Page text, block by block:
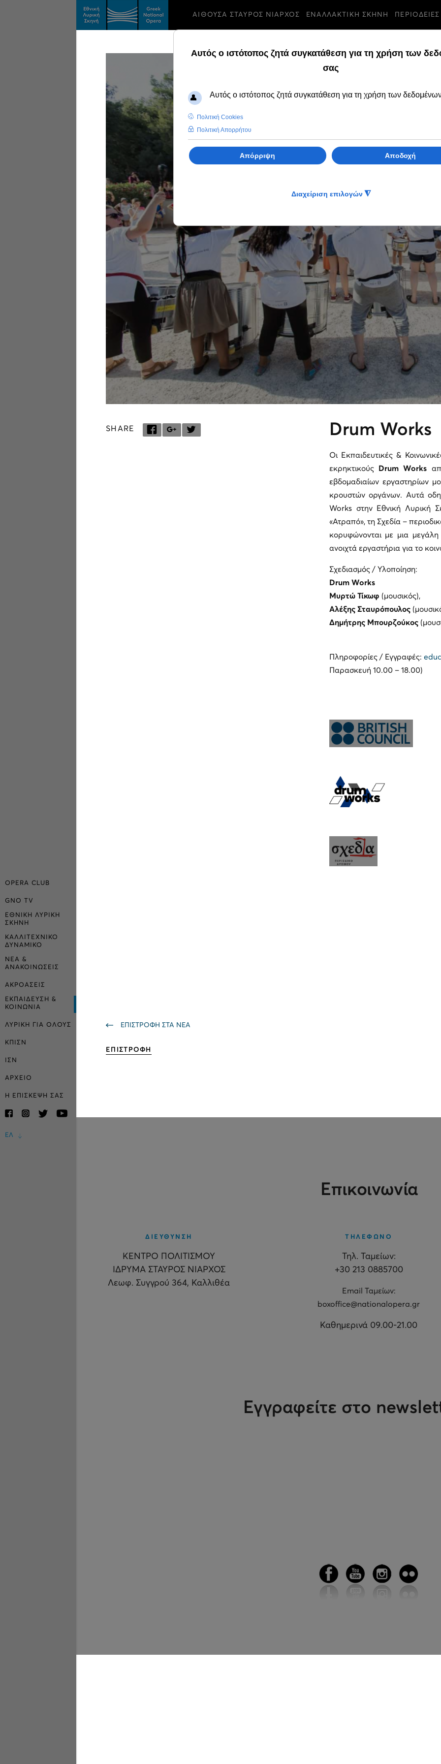
OPERA CLUB
GNO TV
ΕΘΝΙΚΗ ΛΥΡΙΚΗ
ΣΚΗΝΗ
ΚΑΛΛΙΤΕΧΝΙΚΟ
ΔΥΝΑΜΙΚΟ
ΝΕΑ &
ΑΝΑΚΟΙΝΩΣΕΙΣ
ΑΚΡΟΑΣΕΙΣ
ΕΚΠΑΙΔΕΥΣΗ &
ΚΟΙΝΩΝΙΑ
ΛΥΡΙΚΗ ΓΙΑ ΟΛΟΥΣ
ΚΠΙΣΝ
ΙΣΝ
ΑΡΧΕΙΟ
Η ΕΠΙΣΚΕΨΗ ΣΑΣ
ΕΛ
ΑΙΘΟΥΣΑ ΣΤΑΥΡΟΣ ΝΙΑΡΧΟΣ ΕΝΑΛΛΑΚΤΙΚΗ ΣΚΗΝΗ ΠΕΡΙΟΔΕΙΕΣ
SHARE Drum Works
Οι Εκπαιδευτικές &
εκρηκτικούς
Drum Works
εβδομαδιαίων εργαστηρίων
κρουστών οργάνων. Αυτά
Works στην Εθνική Λυρική
«Ατραπό», τη Σχεδία –
κορυφώνονται με μια
ανοιχτά εργαστήρια για το
Σχεδιασμός / Υλοποίηση:
Drum Works
Μυρτώ Τίκωφ (μουσικός),
Αλέξης Σταυρόπουλος
Δημήτρης Μπουρζούκος
Πληροφορίες / Εγγραφές:
Παρασκευή 10.00 – 18.00)
ΕΠΙΣΤΡΟΦΗ ΣΤΑ ΝΕΑ
ΕΠΙΣΤΡΟΦΗ
Επικοινωνία
ΔΙΕΥΘΥΝΣΗ
ΚΕΝΤΡΟ ΠΟΛΙΤΙΣΜΟΥ
ΙΔΡΥΜΑ ΣΤΑΥΡΟΣ ΝΙΑΡΧΟΣ
Λεωφ. Συγγρού 364, Καλλιθέα
ΤΗΛΕΦΩΝΟ
Τηλ. Ταμείων:
+30 213 0885700
Εmail Ταμείων:
boxoffice@nationalopera.gr
Καθημερινά 09.00-21.00
Εγγραφείτε στο